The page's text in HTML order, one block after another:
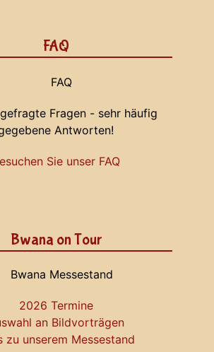
FAQ
Fragen - sehr häufig
Antworten!
Sie unser FAQ
Bwana on Tour
2026 Termine
an Bildvorträgen
zu unserem Messestand